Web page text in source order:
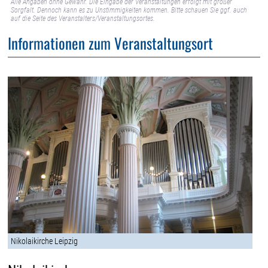
Alle Angaben ohne Gewähr. Die Eingabe der Veranstaltungen erfolgt mit großer
Sorgfalt. Dennoch kann es zu Unstimmigkeiten kommen. Bitte schauen Sie ggf. auch
auf die Seite des Veranstalters/Veranstaltungsortes.
Informationen zum Veranstaltungsort
Nikolaikirche Leipzig